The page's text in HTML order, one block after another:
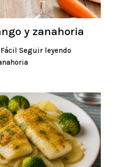
y zanahoria
Fácil Seguir leyendo